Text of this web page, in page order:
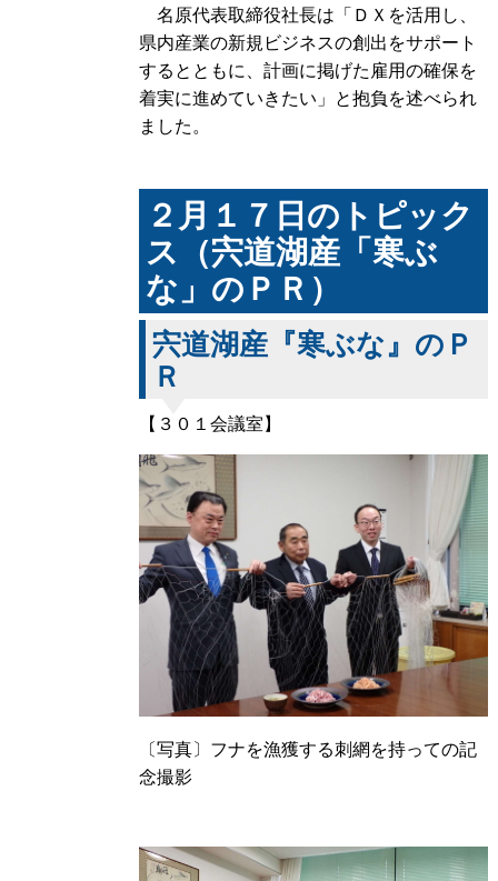
名原代表取締役社長は「ＤＸを活用し、
県内産業の新規ビジネスの創出をサポート
するとともに、計画に掲げた雇用の確保を
着実に進めていきたい」と抱負を述べられ
ました。
２月１７日のトピック
ス（宍道湖産「寒ぶ
な」のＰＲ）
宍道湖産『寒ぶな』のＰ
Ｒ
【３０１会議室】
〔写真〕フナを漁獲する刺網を持っての記
念撮影